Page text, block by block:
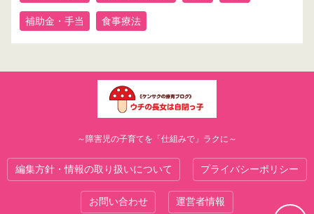
補助金・手当 食事療法
～障害児の子育てを「仕組みで」ラクに～
編集方針・情報の取り扱いについて プライバシーポリシー
お問い合わせ 運営者情報